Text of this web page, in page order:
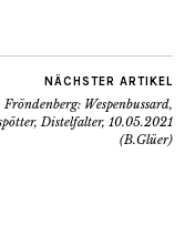
NÄCHSTER ARTIKEL
Fröndenberg: Wespenbussard,
Distelfalter, 10.05.2021
(B.Glüer)